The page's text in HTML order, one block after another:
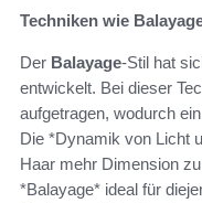
Techniken wie
Der Balayage-Stil hat
entwickelt. Bei dieser
aufgetragen, wodurch
Die *Dynamik von Licht
Haar mehr Dimension
*Balayage* ideal für